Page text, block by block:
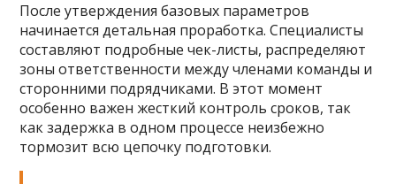
После утверждения базовых параметров
начинается детальная проработка. Специалисты
составляют подробные чек-листы, распределяют
зоны ответственности между членами команды и
сторонними подрядчиками. В этот момент
особенно важен жесткий контроль сроков, так
как задержка в одном процессе неизбежно
тормозит всю цепочку подготовки.